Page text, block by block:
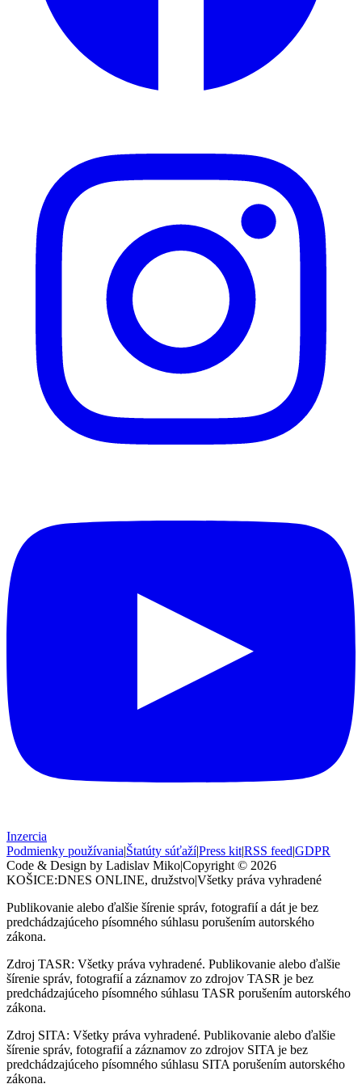
Inzercia
Podmienky používania|Štatúty súťaží|Press kit|RSS feed|GDPR
Code & Design by Ladislav Miko|Copyright © 2026
KOŠICE:DNES ONLINE, družstvo|Všetky práva vyhradené
Publikovanie alebo ďalšie šírenie správ, fotografií a dát je bez
predchádzajúceho písomného súhlasu porušením autorského
zákona.
Zdroj TASR: Všetky práva vyhradené. Publikovanie alebo ďalšie
šírenie správ, fotografií a záznamov zo zdrojov TASR je bez
predchádzajúceho písomného súhlasu TASR porušením autorského
zákona.
Zdroj SITA: Všetky práva vyhradené. Publikovanie alebo ďalšie
šírenie správ, fotografií a záznamov zo zdrojov SITA je bez
predchádzajúceho písomného súhlasu SITA porušením autorského
zákona.